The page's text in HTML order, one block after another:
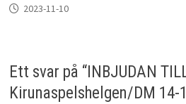
2023-11-10
Ett svar på “INBJUDAN
Kirunaspelshelgen/DM 14-